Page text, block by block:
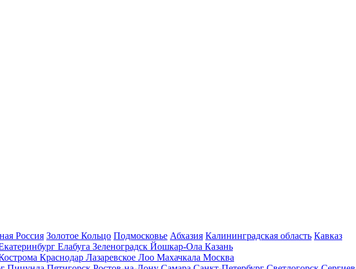
Россия Золотое Кольцо Подмосковье Абхазия Калининградская область Кавказ
Елабуга Зеленоградск Йошкар-Ола Казань
Краснодар Лазаревское Лоо Махачкала Москва